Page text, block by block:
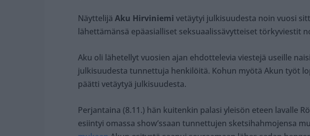
Näyttelijä Aku Hirviniemi vetäytyi julkisuudesta noin vuosi
lähettämänsä epäasialliset seksuaalissävytteiset törkyviestit
Aku oli lähetellyt vuosien ajan ehdottelevia viestejä useille
julkisuudesta tunnettuja henkilöitä. Kohun myötä Akun työt
päätti vetäytyä julkisuudesta.
Perjantaina (8.11.) hän kuitenkin palasi yleisön eteen lavalle
esiintyi omassa show’ssaan tunnettujen sketsihahmojensa